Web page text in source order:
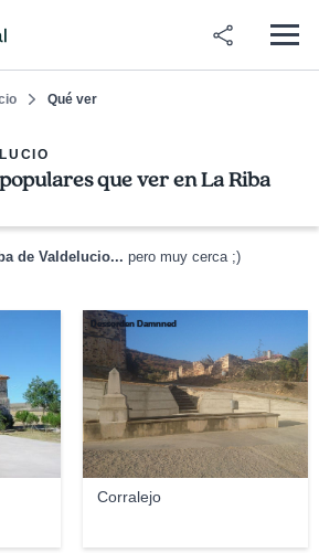
Qué ver
que ver en La Riba
de Valdelucio... pero muy cerca ;)
Corralejo
Dessorden Damnned